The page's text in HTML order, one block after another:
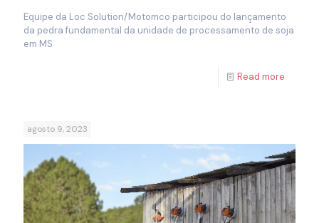
Equipe da Loc Solution/Motomco participou do lançamento
da pedra fundamental da unidade de processamento de soja
em MS
Read more
agosto 9, 2023